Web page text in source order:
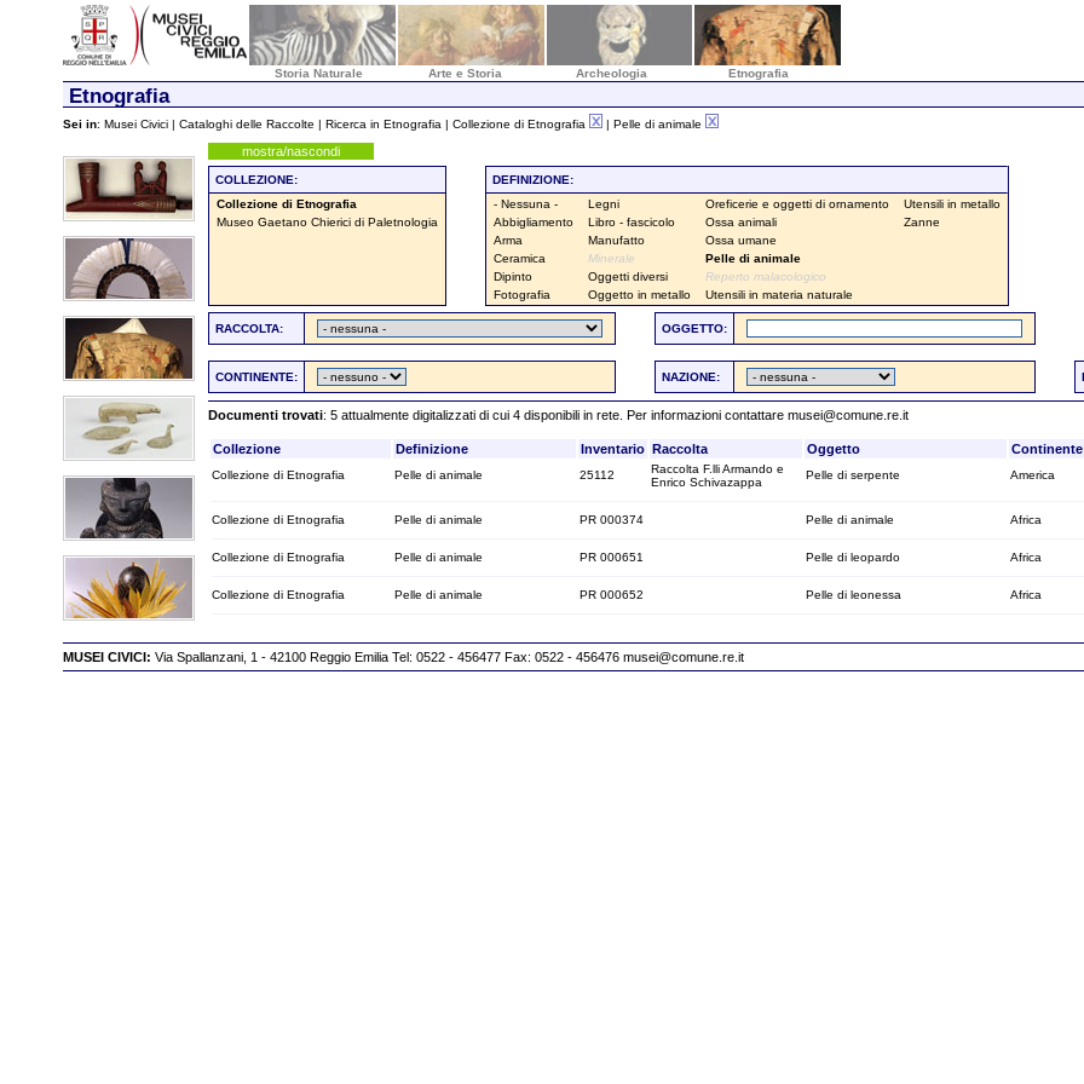
Storia Naturale Arte e Storia Archeologia Etnografia
Etnografia
Sei in: Musei Civici | Cataloghi delle Raccolte | Ricerca in Etnografia | Collezione di Etnografia | Pelle di animale
mostra/nascondi
COLLEZIONE:
DEFINIZIONE:
Collezione di Etnografia
Museo Gaetano Chierici di Paletnologia
- Nessuna -
Abbigliamento
Arma
Ceramica
Dipinto
Fotografia
Legni
Libro - fascicolo
Manufatto
Minerale
Oggetti diversi
Oggetto in metallo
Oreficerie e oggetti di ornamento
Ossa animali
Ossa umane
Pelle di animale
Reperto malacologico
Utensili in materia naturale
Utensili in metallo
Zanne
RACCOLTA: OGGETTO:
CONTINENTE: NAZIONE:
Documenti trovati: 5 attualmente digitalizzati di cui 4 disponibili in rete. Per informazioni contattare musei@comune.re.it
Collezione Definizione Inventario Raccolta Oggetto Continente
Collezione di Etnografia Pelle di animale 25112
Raccolta F.lli Armando e
Enrico Schivazappa
Pelle di serpente America
Collezione di Etnografia Pelle di animale PR 000374 Pelle di animale Africa
Collezione di Etnografia Pelle di animale PR 000651 Pelle di leopardo Africa
Collezione di Etnografia Pelle di animale PR 000652 Pelle di leonessa Africa
MUSEI CIVICI: Via Spallanzani, 1 - 42100 Reggio Emilia Tel: 0522 - 456477 Fax: 0522 - 456476 musei@comune.re.it